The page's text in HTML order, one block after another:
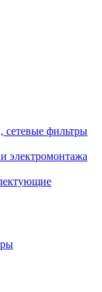
сетевые фильтры
электромонтажа